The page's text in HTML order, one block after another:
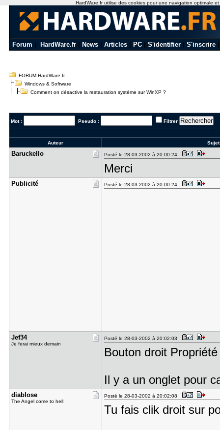
Forum HardWare.fr News Articles PC S'identifier S'inscrire
FORUM HardWare.fr
Windows & Software
Comment on désactive la restauration systéme sur WinXP ?
Mot : Pseudo : Filtrer
Auteur
Baruckello Posté le 28-03-2002 à 20:00:24
Merci
Publicité Posté le 28-03-2002 à 20:00:24
Jef34
Je ferai mieux demain
Posté le 28-03-2002 à 20:02:03
Bouton droit
Il y a un onglet pour
diablose
The Angel come to hell
Posté le 28-03-2002 à 20:02:08
Tu fais clik droit sur
HardWare.fr utilise des cookies pour une navigation optimale